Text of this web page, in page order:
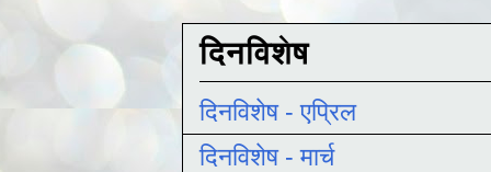
दिनविशेष
दिनविशेष - एप्रिल
दिनविशेष - मार्च